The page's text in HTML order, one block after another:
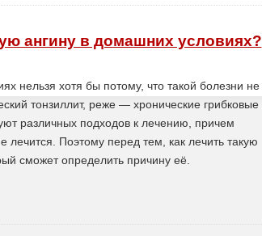
ангину в домашних условиях?
нельзя хотя бы потому, что такой болезни не
тонзиллит, реже — хронические грибковые
различных подходов к лечению, причем
лечится. Поэтому перед тем, как лечить такую
сможет определить причину её.